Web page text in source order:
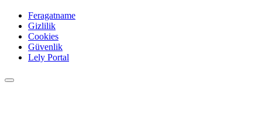
Feragatname
Gizlilik
Cookies
Güvenlik
Lely Portal